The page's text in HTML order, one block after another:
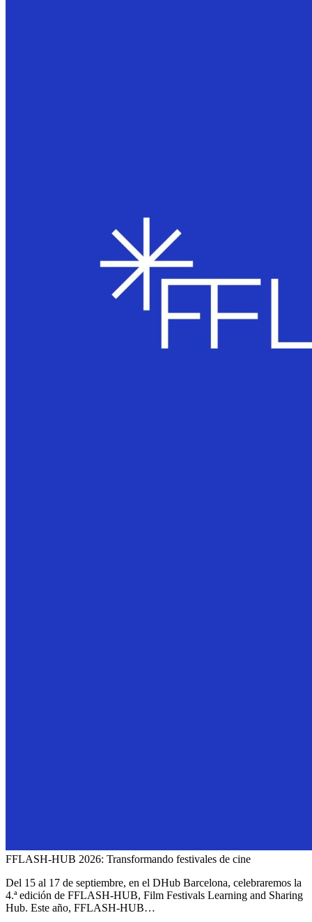
FFLASH-HUB 2026: Transformando festivales de cine
Del 15 al 17 de septiembre, en el DHub Barcelona, celebraremos la
4.ª edición de FFLASH-HUB, Film Festivals Learning and Sharing
Hub. Este año, FFLASH-HUB…